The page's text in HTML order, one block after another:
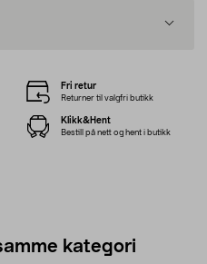
Fri retur
Returner til valgfri butikk
Klikk&Hent
Bestill på nett og hent i butikk
kategori